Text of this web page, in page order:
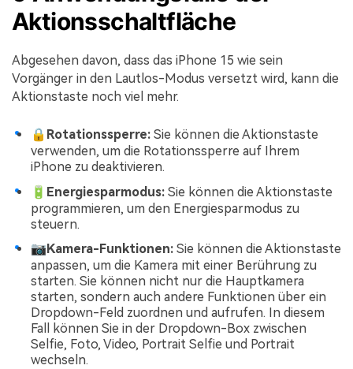
Aktionsschaltfläche
Abgesehen davon, dass das iPhone 15 wie sein
Vorgänger in den Lautlos-Modus versetzt wird, kann die
Aktionstaste noch viel mehr.
🔒Rotationssperre: Sie können die Aktionstaste
verwenden, um die Rotationssperre auf Ihrem
iPhone zu deaktivieren.
🔋Energiesparmodus: Sie können die Aktionstaste
programmieren, um den Energiesparmodus zu
steuern.
📷Kamera-Funktionen: Sie können die Aktionstaste
anpassen, um die Kamera mit einer Berührung zu
starten. Sie können nicht nur die Hauptkamera
starten, sondern auch andere Funktionen über ein
Dropdown-Feld zuordnen und aufrufen. In diesem
Fall können Sie in der Dropdown-Box zwischen
Selfie, Foto, Video, Portrait Selfie und Portrait
wechseln.